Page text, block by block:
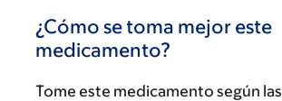
¿Cómo se toma mejor este
medicamento?
Tome este medicamento según las